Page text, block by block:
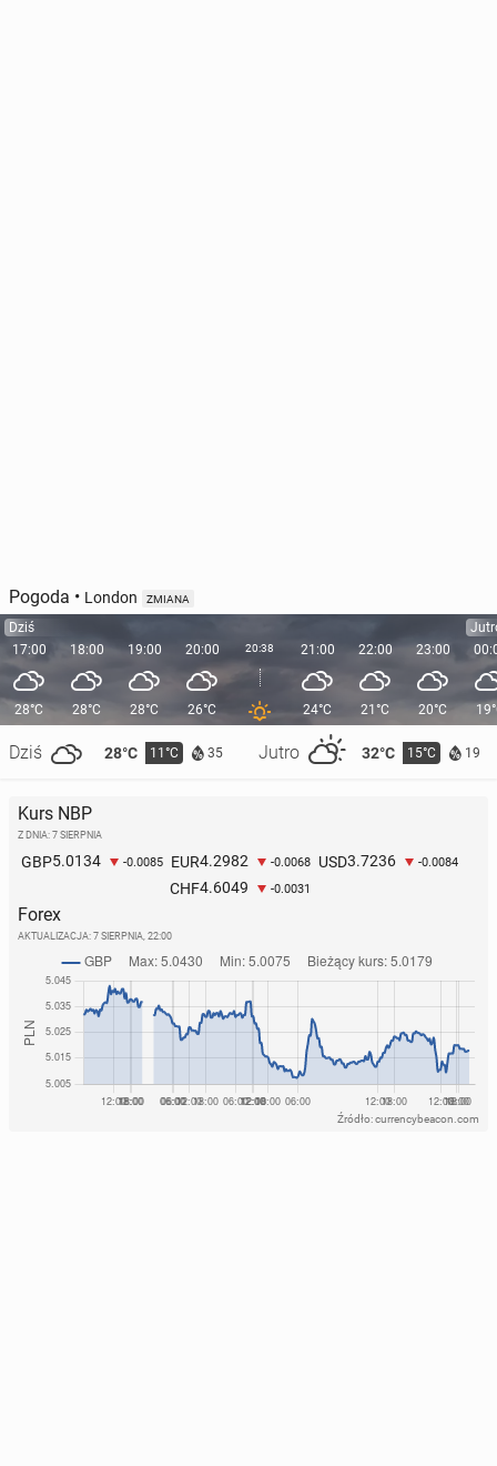
Pogoda • London ZMIANA
Dziś
17:00
28°C
Dziś 28°C 11°C 35 Jutro 32°C 15°C 19
18:00
28°C
19:00
28°C
20:00
26°C
20:38 21:00
24°C
22:00
21°C
23:00
20°C
Kurs NBP
Z DNIA: 7 SIERPNIA
GBP5.0134 -0.0085 EUR4.2982 -0.0068 USD3.7236 -0.0084
CHF4.6049 -0.0031
Forex
AKTUALIZACJA: 7 SIERPNIA, 22:00
Źródło: currencybeacon.com